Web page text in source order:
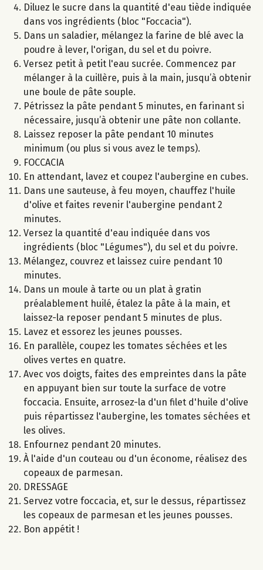
Diluez le sucre dans la quantité d'eau tiède indiquée
dans vos ingrédients (bloc "Foccacia").
Dans un saladier, mélangez la farine de blé avec la
poudre à lever, l'origan, du sel et du poivre.
Versez petit à petit l'eau sucrée. Commencez par
mélanger à la cuillère, puis à la main, jusqu’à obtenir
une boule de pâte souple.
Pétrissez la pâte pendant 5 minutes, en farinant si
nécessaire, jusqu’à obtenir une pâte non collante.
Laissez reposer la pâte pendant 10 minutes
minimum (ou plus si vous avez le temps).
FOCCACIA
En attendant, lavez et coupez l'aubergine en cubes.
Dans une sauteuse, à feu moyen, chauffez l'huile
d'olive et faites revenir l'aubergine pendant 2
minutes.
Versez la quantité d'eau indiquée dans vos
ingrédients (bloc "Légumes"), du sel et du poivre.
Mélangez, couvrez et laissez cuire pendant 10
minutes.
Dans un moule à tarte ou un plat à gratin
préalablement huilé, étalez la pâte à la main, et
laissez-la reposer pendant 5 minutes de plus.
Lavez et essorez les jeunes pousses.
En parallèle, coupez les tomates séchées et les
olives vertes en quatre.
Avec vos doigts, faites des empreintes dans la pâte
en appuyant bien sur toute la surface de votre
foccacia. Ensuite, arrosez-la d'un filet d'huile d'olive
puis répartissez l'aubergine, les tomates séchées et
les olives.
Enfournez pendant 20 minutes.
À l'aide d'un couteau ou d'un économe, réalisez des
copeaux de parmesan.
DRESSAGE
Servez votre foccacia, et, sur le dessus, répartissez
les copeaux de parmesan et les jeunes pousses.
Bon appétit !